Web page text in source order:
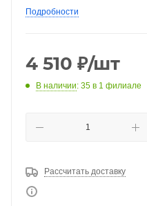
Подробности
4 510 ₽/шт
В наличии: 35 в 1 филиале
Рассчитать доставку